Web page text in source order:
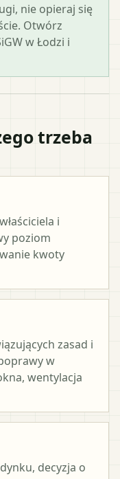
nie opieraj się
Otwórz
w Łodzi i
trzeba
i
poziom
kwoty
zasad i
w
wentylacja
decyzja o